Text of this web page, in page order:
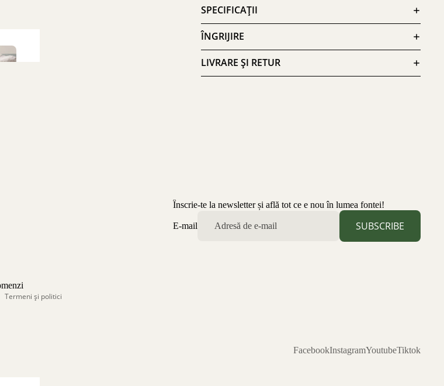
SPECIFICAȚII
ÎNGRIJIRE
LIVRARE ȘI RETUR
Înscrie-te la newsletter și află tot ce e nou în lumea fontei!
E-mail SUBSCRIBE
Termeni și politici
FacebookInstagramYoutubeTiktok